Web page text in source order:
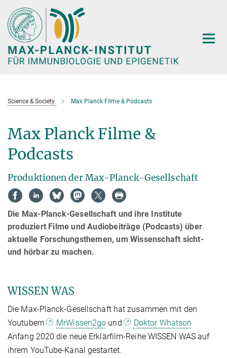
Hauptinhalt
Science & Society Max Planck Filme & Podcasts
Max Planck Filme &
Podcasts
Produktionen der Max-Planck-Gesellschaft
Die Max-Planck-Gesellschaft und ihre Institute
produziert Filme und Audiobeiträge (Podcasts) über
aktuelle Forschungsthemen, um Wissenschaft sicht-
und hörbar zu machen.
WISSEN WAS
Die Max-Planck-Gesellschaft hat zusammen mit den
Youtubern
MrWissen2go und
Doktor Whatson
Anfang 2020 die neue Erklärfilm-Reihe WISSEN WAS auf
ihrem YouTube-Kanal gestartet.